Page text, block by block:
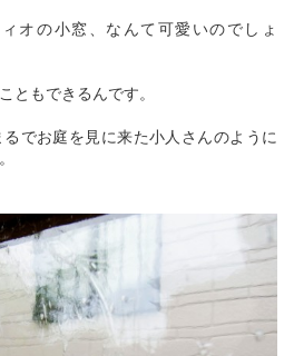
オの小窓、なんて可愛いのでしょ
ともできるんです。
でお庭を見に来た小人さんのように